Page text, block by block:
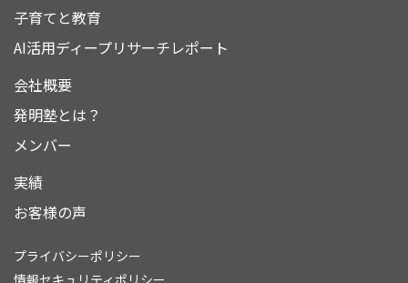
子育てと教育
AI活用ディープリサーチレポート
会社概要
発明塾とは？
メンバー
実績
お客様の声
プライバシーポリシー